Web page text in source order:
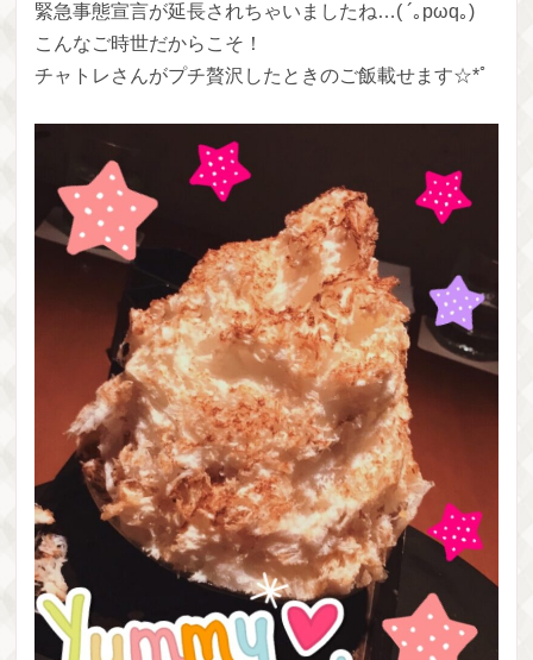
緊急事態宣言が延長されちゃいましたね…( ´｡pωq｡)
こんなご時世だからこそ！
チャトレさんがプチ贅沢したときのご飯載せます☆*ﾟ